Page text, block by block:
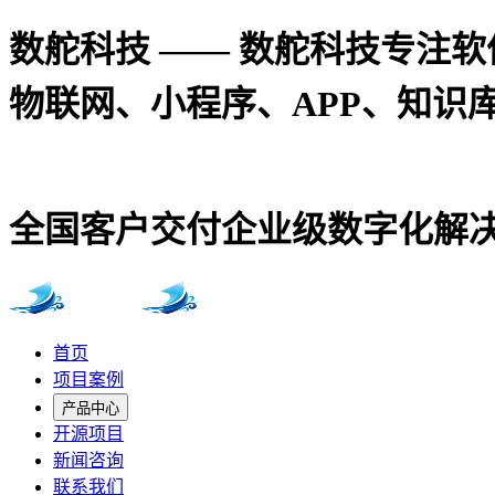
数舵科技 —— 数舵科技专注软
物联网、小程序、APP、知识
全国客户交付企业级数字化解
首页
项目案例
产品中心
开源项目
新闻咨询
联系我们